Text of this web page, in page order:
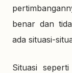
benar dan
ada situasi-
Situasi